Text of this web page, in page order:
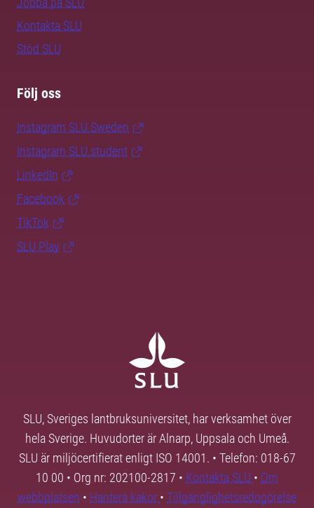
Kontakta SLU
Stöd SLU
Följ oss
Instagram SLU.Sweden
Instagram SLU.student
LinkedIn
Facebook
TikTok
SLU Play
SLU, Sveriges lantbruksuniversitet, har verksamhet över
hela Sverige. Huvudorter är Alnarp, Uppsala och Umeå.
SLU är miljöcertifierat enligt ISO 14001. • Telefon: 018-67
10 00 • Org nr: 202100-2817 • Kontakta SLU • Om
webbplatsen • Hantera kakor • Tillgänglighetsredogörelse